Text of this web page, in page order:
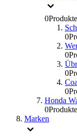
0
0
0
0
0
Honda
0
Marken